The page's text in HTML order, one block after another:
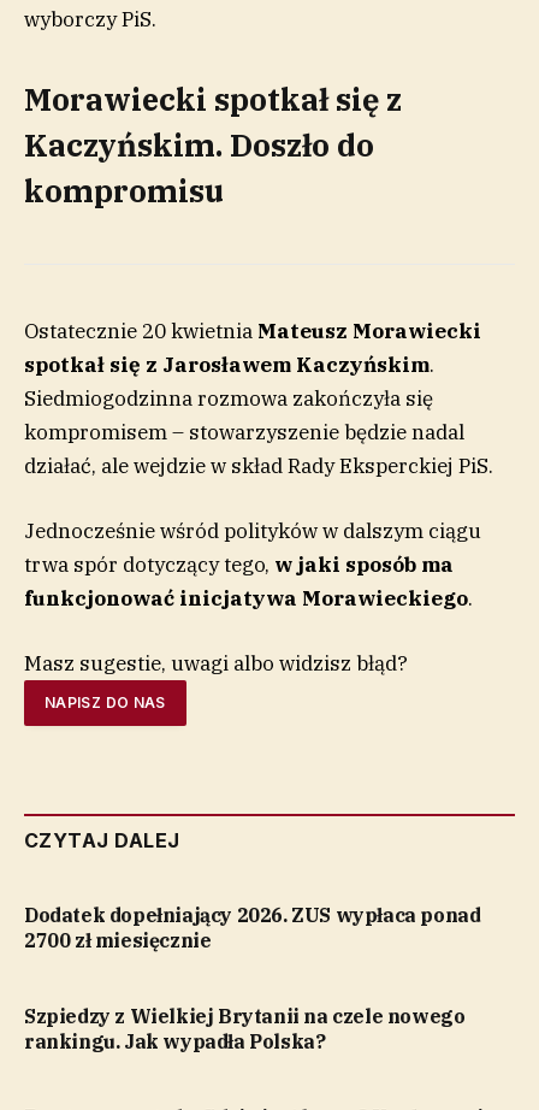
wyborczy PiS.
Morawiecki spotkał się z
Kaczyńskim. Doszło do
kompromisu
Ostatecznie 20 kwietnia Mateusz Morawiecki
spotkał się z Jarosławem Kaczyńskim.
Siedmiogodzinna rozmowa zakończyła się
kompromisem – stowarzyszenie będzie nadal
działać, ale wejdzie w skład Rady Eksperckiej PiS.
Jednocześnie wśród polityków w dalszym ciągu
trwa spór dotyczący tego, w jaki sposób ma
funkcjonować inicjatywa Morawieckiego.
Masz sugestie, uwagi albo widzisz błąd?
NAPISZ DO NAS
CZYTAJ DALEJ
Dodatek dopełniający 2026. ZUS wypłaca ponad
2700 zł miesięcznie
Szpiedzy z Wielkiej Brytanii na czele nowego
rankingu. Jak wypadła Polska?